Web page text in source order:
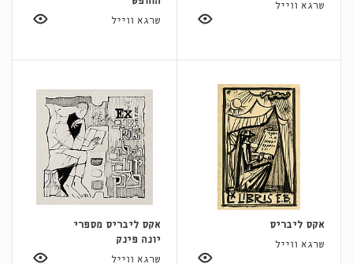
שרגא ווייל
שרגא ווייל
אקס ליבריס
שרגא ווייל
אקס ליבריס מספרי
יונה פינק
שרגא ווייל